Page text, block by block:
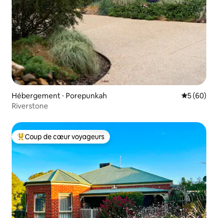
Hébergement ⋅ Porepunkah
5 (60)
Riverstone
Coups de cœur voyageurs les plus appréciés
Coup de cœur voyageurs